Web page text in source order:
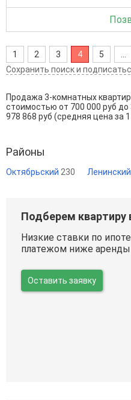
1 2 3 4 5
Сохранить поиск и
Продажа 3-комнатных
стоимостью от 700 000 руб до
978 868 руб (средняя цена за
Районы
Октябрьский 230 Ленинский
Подберем квартиру
Низкие ставки по
платежом ниже
Оставить заявку